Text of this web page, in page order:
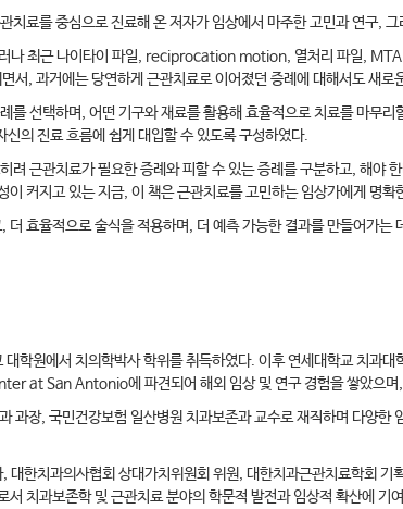
치료를 중심으로 진료해 온 저자가 임상에서 마주한 고민과 연구,
러나 최근 나이타이 파일, reciprocation motion, 열처리 파일,
서, 과거에는 당연하게 근관치료로 이어졌던 증례에 대해서도 새로
선택하며, 어떤 기구와 재료를 활용해 효율적으로 치료를 마무
신의 진료 흐름에 쉽게 대입할 수 있도록 구성하였다.
려 근관치료가 필요한 증례와 피할 수 있는 증례를 구분하고, 해야
커지고 있는 지금, 이 책은 근관치료를 고민하는 임상가에게 명확
효율적으로 술식을 적용하며, 더 예측 가능한 결과를 만들어가는
학원에서 치의학박사 학위를 취득하였다. 이후 연세대학교 치과
San Antonio에 파견되어 해외 임상 및 연구 경험을 쌓았으며,
과장, 국민건강보험 일산병원 치과보존과 교수로 재직하며 다양
한치과의사협회 상대가치위원회 위원, 대한치과근관치료학회
치과보존학 및 근관치료 분야의 학문적 발전과 임상적 확산에 기